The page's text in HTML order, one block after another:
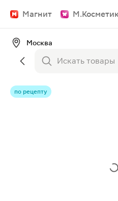
Магнит
Москва
по рецепту